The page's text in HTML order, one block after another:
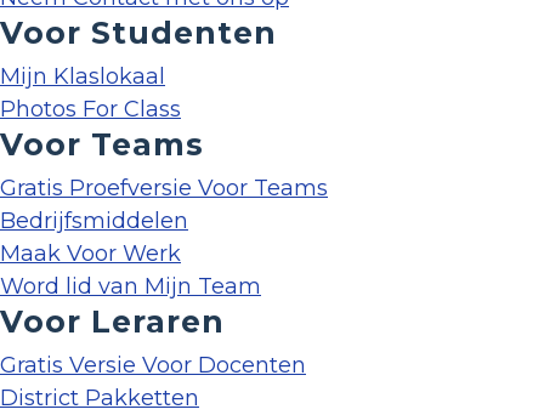
Voor Studenten
Mijn Klaslokaal
Photos For Class
Voor Teams
Gratis Proefversie Voor Teams
Bedrijfsmiddelen
Maak Voor Werk
Word lid van Mijn Team
Voor Leraren
Gratis Versie Voor Docenten
District Pakketten